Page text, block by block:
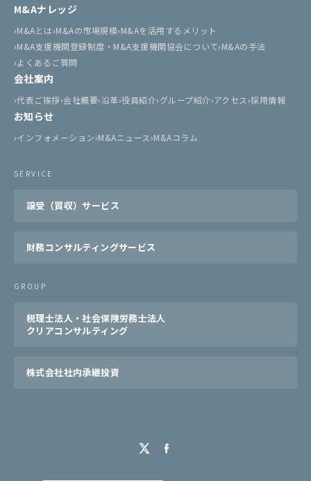
M&Aナレッジ
M&Aとは M&Aの市場規模 M&Aを活用するメリット
M&A支援機関登録制度・M&A支援機関協会について M&Aの手法
よくあるご質問
会社案内
代表ご挨拶 会社概要 沿革 役員紹介 グループ紹介 アクセス 採用情報
お知らせ
インフォメーション M&Aニュース M&Aコラム
SERVICE
譲受（買収）サービス
財務コンサルティングサービス
GROUP
税理士法人・社会保険労務士法人
クリアコンサルティング
株式会社社内承継投資